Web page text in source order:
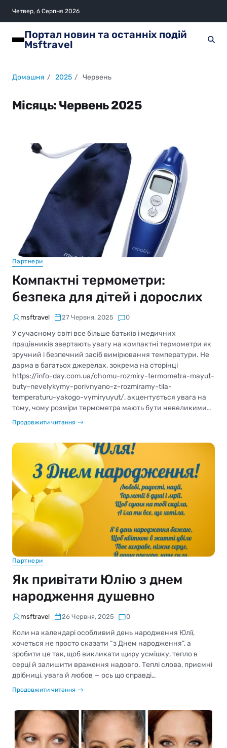
Четвер, 6 Серпня 2026
Портал новин та останніх подій
Msftravel
Домашня 2025 Червень
Місяць: Червень 2025
Партнери
Компактні термометри:
безпека для дітей і дорослих
msftravel 27 Червня, 2025 0
У сучасному світі все більше батьків і медичних
працівників звертають увагу на компактні термометри як
зручний і безпечний засіб вимірювання температури. Не
дарма в багатьох джерелах, зокрема на сторінці
https://info-day.com.ua/chomu-rozmiry-termometra-mayut-
buty-nevelykymy-porivnyano-z-rozmiramy-tila-
temperaturu-yakogo-vymiryuyut/, акцентується увага на
тому, чому розміри термометра мають бути невеликими…
Продовжити читання
Партнери
Як привітати Юлію з днем
народження душевно
msftravel 26 Червня, 2025 0
Коли на календарі особливий день народження Юлії,
хочеться не просто сказати “з Днем народження”, а
зробити це так, щоб викликати щиру усмішку, тепло в
серці й залишити враження надовго. Теплі слова, приємні
дрібниці, увага й любов — ось що справді…
Продовжити читання